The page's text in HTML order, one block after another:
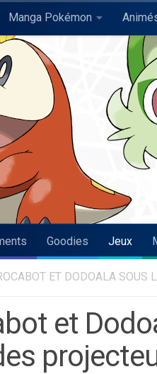
Manga Pokémon
Goodies Jeux
ET DODOALA SOUS
et